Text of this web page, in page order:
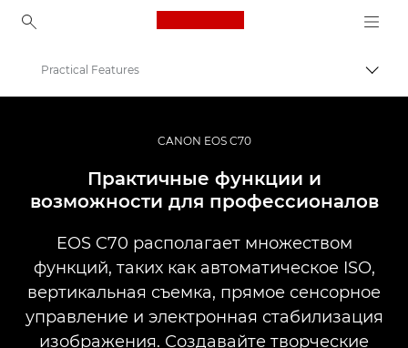
Canon Logo, back to
Кинокамеры и видеокамеры
Practical Features
CANON EOS C70
Практичные функции и
возможности для профессионалов
EOS C70 располагает множеством
функций, таких как автоматическое ISO,
вертикальная съемка, прямое сенсорное
управление и электронная стабилизация
изображения. Создавайте творческие